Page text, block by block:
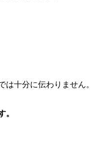
は十分に伝わりません。
。